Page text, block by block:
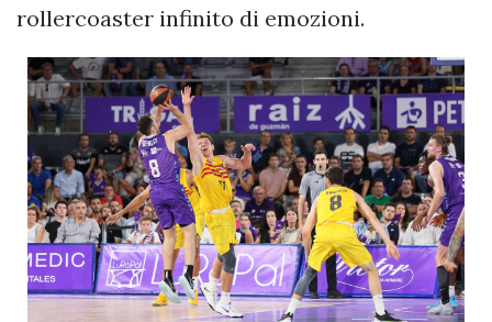
rollercoaster infinito di emozioni.